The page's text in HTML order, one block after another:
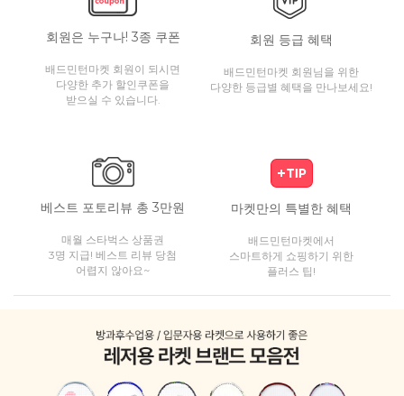
회원은 누구나! 3종 쿠폰
배드민턴마켓 회원이 되시면
다양한 추가 할인쿠폰을
받으실 수 있습니다.
회원 등급 혜택
배드민턴마켓 회원님을 위한
다양한 등급별 혜택을 만나보세요!
베스트 포토리뷰 총 3만원
매월 스타벅스 상품권
3명 지급! 베스트 리뷰 당첨
어렵지 않아요~
마켓만의 특별한 혜택
배드민턴마켓에서
스마트하게 쇼핑하기 위한
플러스 팁!